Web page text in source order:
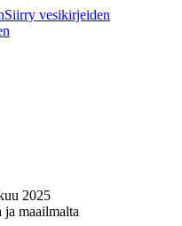
Siirry vesikirjeiden
2025